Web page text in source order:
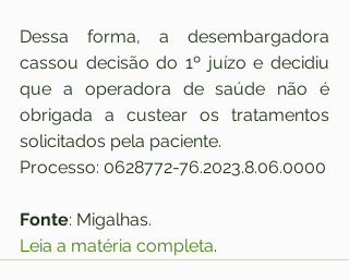
Dessa forma, a desembargadora
cassou decisão do 1º juízo e decidiu
que a operadora de saúde não é
obrigada a custear os tratamentos
solicitados pela paciente.
Processo: 0628772-76.2023.8.06.0000
Fonte: Migalhas.
Leia a matéria completa.